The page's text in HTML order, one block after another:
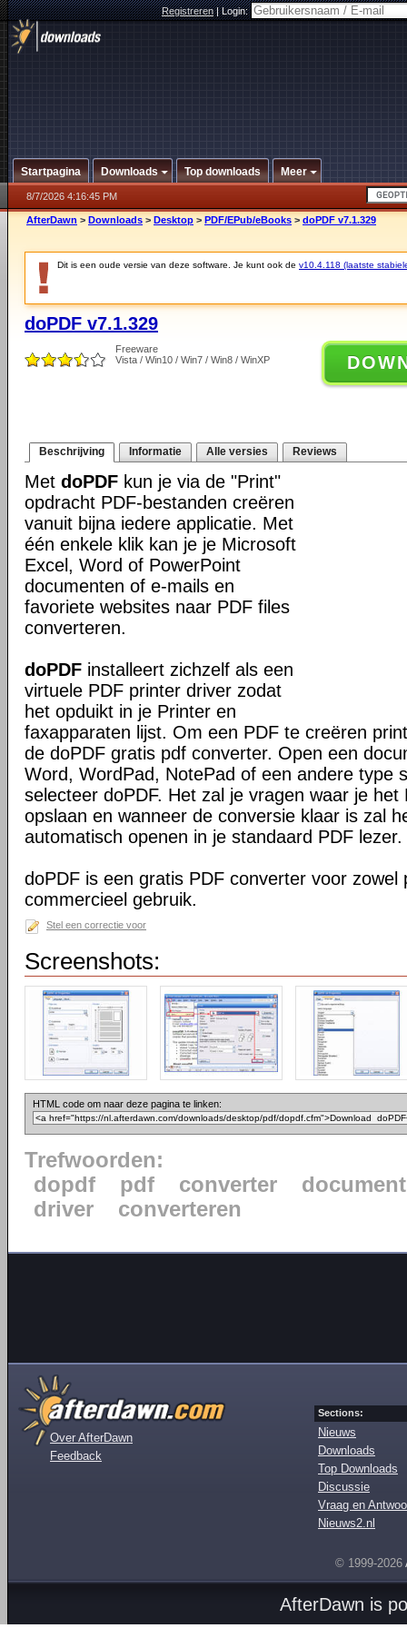
Registreren|Login:
Startpagina Downloads Top downloads Meer
8/7/2026 4:16:45 PM
AfterDawn > Downloads > Desktop > PDF/EPub/eBooks > doPDF v7.1.329
Dit is een oude versie van deze software. Je kunt ook de v10.4.118 (laatste
doPDF v7.1.329
Freeware
Vista / Win10 / Win7 / Win8 / WinXP
Beschrijving Informatie Alle versies Reviews
Met doPDF kun je via de "Print"
opdracht PDF-bestanden creëren
vanuit bijna iedere applicatie. Met
één enkele klik kan je je Microsoft
Excel, Word of PowerPoint
documenten of e-mails en
favoriete websites naar PDF files
converteren.
doPDF installeert zichzelf als een
virtuele PDF printer driver zodat
het opduikt in je Printer en
faxapparaten lijst. Om een PDF te creëren
de doPDF gratis pdf converter. Open een
Word, WordPad, NotePad of een andere type
selecteer doPDF. Het zal je vragen waar je het
opslaan en wanneer de conversie klaar is zal
automatisch openen in je standaard PDF lezer.
doPDF is een gratis PDF converter voor zowel
commercieel gebruik.
Stel een correctie voor
Screenshots:
HTML code om naar deze pagina te linken:
Trefwoorden:
dopdf
pdf converter
document
driver
converteren
Over AfterDawn
Feedback
Sections:
Nieuws
Downloads
Top Downloads
Discussie
Vraag en
Nieuws2.nl
© 1999-2026
AfterDawn is